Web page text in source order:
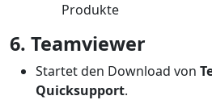
Produkte
6. Teamviewer
Startet den Download von
Quicksupport.